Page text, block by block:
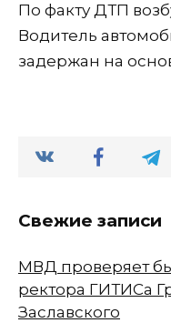
По факту ДТП
Водитель
задержан на
Свежие записи
МВД проверяет
ректора ГИТИСа
Заславского